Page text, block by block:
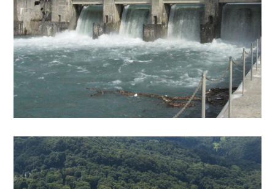
Palier hydroéléctrique sur le
Rhône à Massongex/Bex